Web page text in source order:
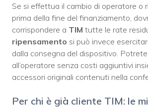
Se si effettua il cambio di operatore o
prima della fine del finanziamento,
corrispondere a TIM tutte le rate
ripensamento si può invece
dalla consegna del dispositivo.
all’operatore senza costi aggiuntivi
accessori originali contenuti nella
Per chi è già cliente TIM: le